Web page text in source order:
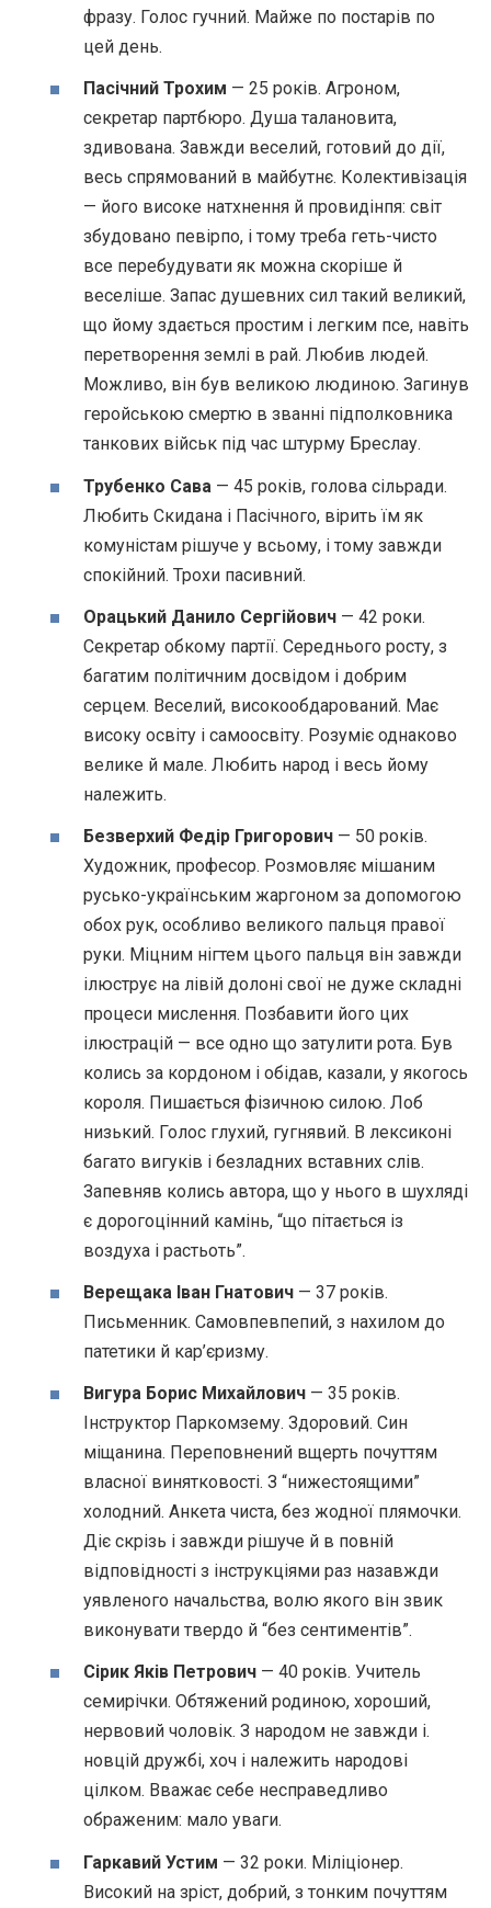
фразу. Голос гучний. Майже по постарів по
цей день.
Пасічний Трохим — 25 років. Агроном,
секретар партбюро. Душа талановита,
здивована. Завжди веселий, готовий до дії,
весь спрямований в майбутнє. Колективізація
— його високе натхнення й провидінпя: світ
збудовано певірпо, і тому треба геть-чисто
все перебудувати як можна скоріше й
веселіше. Запас душевних сил такий великий,
що йому здається простим і легким псе, навіть
перетворення землі в рай. Любив людей.
Можливо, він був великою людиною. Загинув
геройською смертю в званні підполковника
танкових військ під час штурму Бреслау.
Трубенко Сава — 45 років, голова сільради.
Любить Скидана і Пасічного, вірить їм як
комуністам рішуче у всьому, і тому завжди
спокійний. Трохи пасивний.
Орацький Данило Сергійович — 42 роки.
Секретар обкому партії. Середнього росту, з
багатим політичним досвідом і добрим
серцем. Веселий, високообдарований. Має
високу освіту і самоосвіту. Розуміє однаково
велике й мале. Любить народ і весь йому
належить.
Безверхий Федір Григорович — 50 років.
Художник, професор. Розмовляє мішаним
русько-українським жаргоном за допомогою
обох рук, особливо великого пальця правої
руки. Міцним нігтем цього пальця він завжди
ілюструє на лівій долоні свої не дуже складні
процеси мислення. Позбавити його цих
ілюстрацій — все одно що затулити рота. Був
колись за кордоном і обідав, казали, у якогось
короля. Пишається фізичною силою. Лоб
низький. Голос глухий, гугнявий. В лексиконі
багато вигуків і безладних вставних слів.
Запевняв колись автора, що у нього в шухляді
є дорогоцінний камінь, “що пітається із
воздуха і растьоть”.
Верещака Іван Гнатович — 37 років.
Письменник. Самовпевпепий, з нахилом до
патетики й кар’єризму.
Вигура Борис Михайлович — 35 років.
Інструктор Паркомзему. Здоровий. Син
міщанина. Переповнений вщерть почуттям
власної винятковості. З “нижестоящими”
холодний. Анкета чиста, без жодної плямочки.
Діє скрізь і завжди рішуче й в повній
відповідності з інструкціями раз назавжди
уявленого начальства, волю якого він звик
виконувати твердо й “без сентиментів”.
Сірик Яків Петрович — 40 років. Учитель
семирічки. Обтяжений родиною, хороший,
нервовий чоловік. З народом не завжди і.
новцій дружбі, хоч і належить народові
цілком. Вважає себе несправедливо
ображеним: мало уваги.
Гаркавий Устим — 32 роки. Міліціонер.
Високий на зріст, добрий, з тонким почуттям